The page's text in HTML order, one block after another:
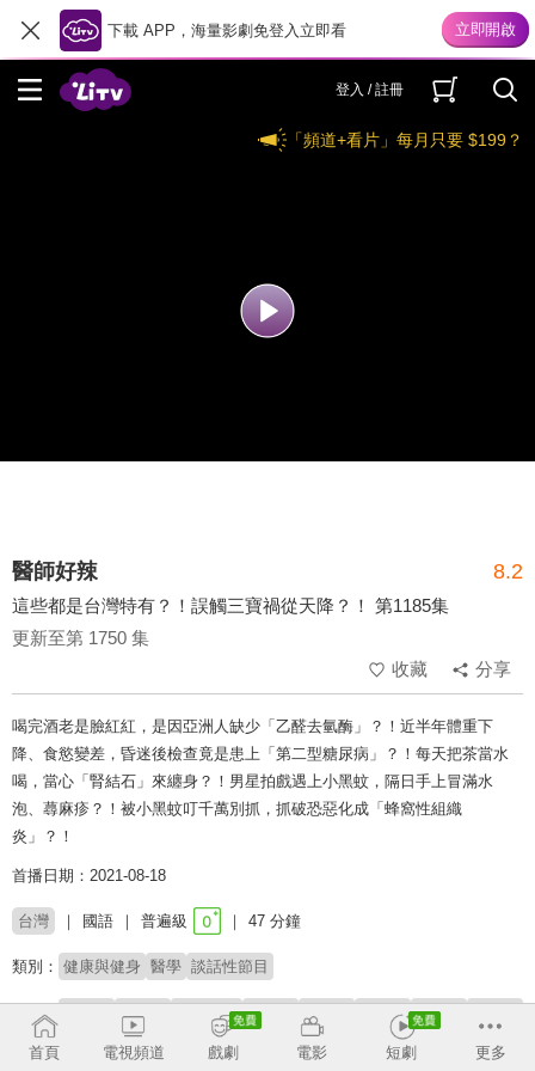
下載 APP，海量影劇免登入立即看
登入 / 註冊
「頻道+看片」每月只要 $199？
醫師好辣 8.2
這些都是台灣特有？！誤觸三寶禍從天降？！ 第1185集
更新至第 1750 集
收藏
分享
喝完酒老是臉紅紅，是因亞洲人缺少「乙醛去氫酶」？！近半年體重下
降、食慾變差，昏迷後檢查竟是患上「第二型糖尿病」？！每天把茶當水
喝，當心「腎結石」來纏身？！男星拍戲遇上小黑蚊，隔日手上冒滿水
泡、蕁麻疹？！被小黑蚊叮千萬別抓，抓破恐惡化成「蜂窩性組織
炎」？！
首播日期：2021-08-18
台灣 國語 普遍級 47 分鐘
類別： 健康與健身 醫學 談話性節目
來賓： 焦曼婷 嘉諾媽媽 陳榮堅 陳俊宇 蔡逸姍 蕭慕琦
首頁 電視頻道 戲劇 電影 短劇 更多